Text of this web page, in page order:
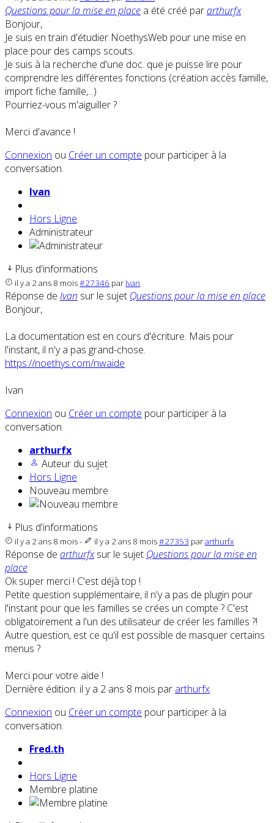
Questions pour la mise en place a été créé pararthurfx
Bonjour,
Je suis en train d'étudier NoethysWeb pour une mise en
place pour des camps scouts.
Je suis à la recherche d'une doc. que je puisse lire pour
comprendre les différentes fonctions (création accès famille,
import fiche famille,...)
Pourriez-vous m'aiguiller ?
Merci d'avance !
Connexion ou Créer un compte pour participer à la
conversation.
Ivan
Hors Ligne
Administrateur
Plus d'informations
il y a 2 ans 8 mois#27346 par Ivan
Réponse de Ivan sur le sujet Questions pour la mise en place
Bonjour,
La documentation est en cours d'écriture. Mais pour
l'instant, il n'y a pas grand-chose.
https://noethys.com/nwaide
Ivan
Connexion ou Créer un compte pour participer à la
conversation.
arthurfx
Auteur du sujet
Hors Ligne
Nouveau membre
Plus d'informations
il y a 2 ans 8 mois- il y a 2 ans 8 mois#27353 pararthurfx
Réponse de arthurfxsur le sujet Questions pour la mise en
place
Ok super merci ! C'est déjà top !
Petite question supplémentaire, il n'y a pas de plugin pour
l'instant pour que les familles se crées un compte ? C'est
obligatoirement a l'un des utilisateur de créer les familles ?!
Autre question, est ce qu'il est possible de masquer certains
menus ?
Merci pour votre aide !
Dernière édition: il y a 2 ans 8 mois par arthurfx.
Connexion ou Créer un compte pour participer à la
conversation.
Fred.th
Hors Ligne
Membre platine